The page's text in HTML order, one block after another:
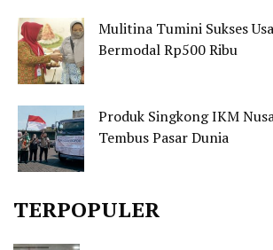
Mulitina Tumini Sukses
Bermodal Rp500 Ribu
Produk Singkong IKM
Tembus Pasar Dunia
TERPOPULER